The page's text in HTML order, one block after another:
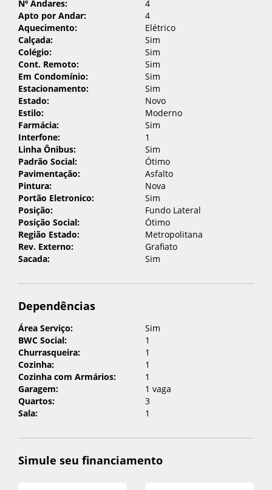
Compartilhe esse imóvel:
Nº Andares:
4
Apto por Andar:
4
Aquecimento:
Elétrico
Calçada:
Sim
Colégio:
Sim
Cont. Remoto:
Sim
Em Condomínio:
Sim
Estacionamento:
Sim
Estado:
Novo
Estilo:
Moderno
Farmácia:
Sim
Interfone:
1
Linha Ônibus:
Sim
Padrão Social:
Ótimo
Pavimentação:
Asfalto
Pintura:
Nova
Portão Eletronico:
Sim
Posição:
Fundo Lateral
Posição Social:
Ótimo
Região Estado:
Metropolitana
Rev. Externo:
Grafiato
Sacada:
Sim
Dependências
Área Serviço:
Sim
BWC Social:
1
Churrasqueira:
1
Cozinha:
1
Cozinha com Armários:
1
Garagem:
1 vaga
Quartos:
3
Sala:
1
Simule seu financiamento
Cadastre-se para salvar seus
imóveis
Preencha seu e-mail: *
Cadastrar